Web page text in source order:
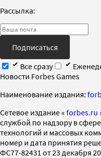
Рассылка:
Подписаться
Все сразу
Новости Forbes Games
Наименование издания:
Cетевое издание « forbes.ru
службой по надзору в
технологий и массовых
номер и дата принятия
ФС77-82431 от 23 декабря